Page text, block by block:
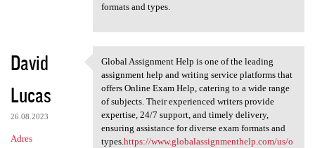
formats and types.
David
Lucas
26.08.2023
Adres
Global Assignment Help is one
Global Assignment Help is one of the leading
assignment help and writing service platforms that
offers Online Exam Help, catering to a wide range
of subjects. Their experienced writers provide
expertise, 24/7 support, and timely delivery,
ensuring assistance for diverse exam formats and
types.https://www.globalassignmenthelp.com/us/o